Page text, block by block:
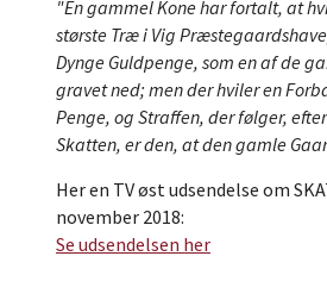
"En gammel Kone har fortalt, at
største Træ i Vig
Dynge Guldpenge, som en af de
gravet ned; men der hviler en
Penge, og Straffen, der følger,
Skatten, er den, at den gamle
Her en TV øst udsendelse om
november 2018:
Se udsendelsen her